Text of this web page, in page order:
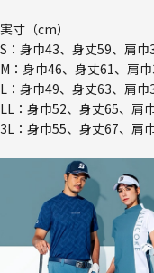
実寸（cm）
S：身巾43、身丈59、肩
M：身巾46、身丈61、肩
L：身巾49、身丈63、肩巾
LL：身巾52、身丈65、肩
3L：身巾55、身丈67、肩